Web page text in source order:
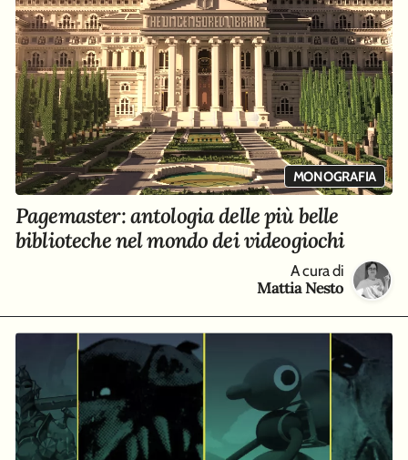
MONOGRAFIA
Pagemaster: antologia delle più belle
biblioteche nel mondo dei videogiochi
A cura di
Mattia Nesto